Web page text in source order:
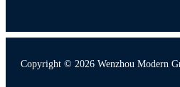
Copyright © 2026 Wenzhou Modern